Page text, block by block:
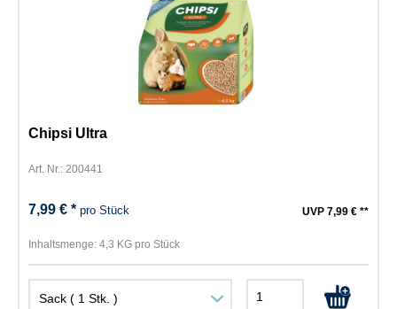
Chipsi Ultra
Art. Nr.: 200441
7,99 € *pro Stück UVP 7,99 € **
Inhaltsmenge: 4,3 KG pro Stück